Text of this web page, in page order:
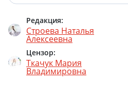
Редакция:
Строева Наталья
Алексеевна
Цензор:
Ткачук Мария
Владимировна